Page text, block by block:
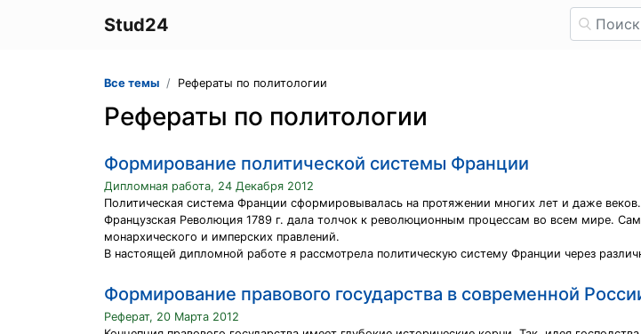
Stud24
Все темы Рефераты по политологии
Рефераты по политологии
Формирование политической системы Франции
Дипломная работа, 24 Декабря 2012
Политическая система Франции сформировывалась на протяжении многих лет и даже
Французская Революция 1789 г. дала толчок к революционным процессам во всем мире.
монархического и имперских правлений.
В настоящей дипломной работе я рассмотрела политическую систему Франции через
Формирование правового государства в современной
Реферат, 20 Марта 2012